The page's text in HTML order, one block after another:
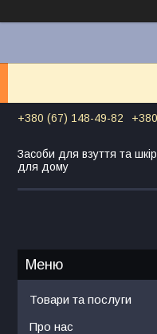
+380 (67) 148-49-82
Засоби для взуття та
для дому
Товари та послуги
Про нас